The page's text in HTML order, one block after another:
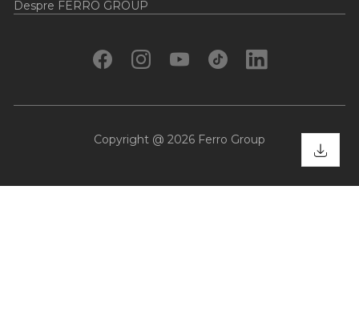
Despre FERRO GROUP
Copyright @ 2026 Ferro Group